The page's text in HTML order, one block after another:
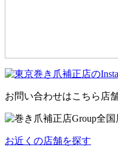
お問い合わせはこちら 店
お近くの店舗を探す